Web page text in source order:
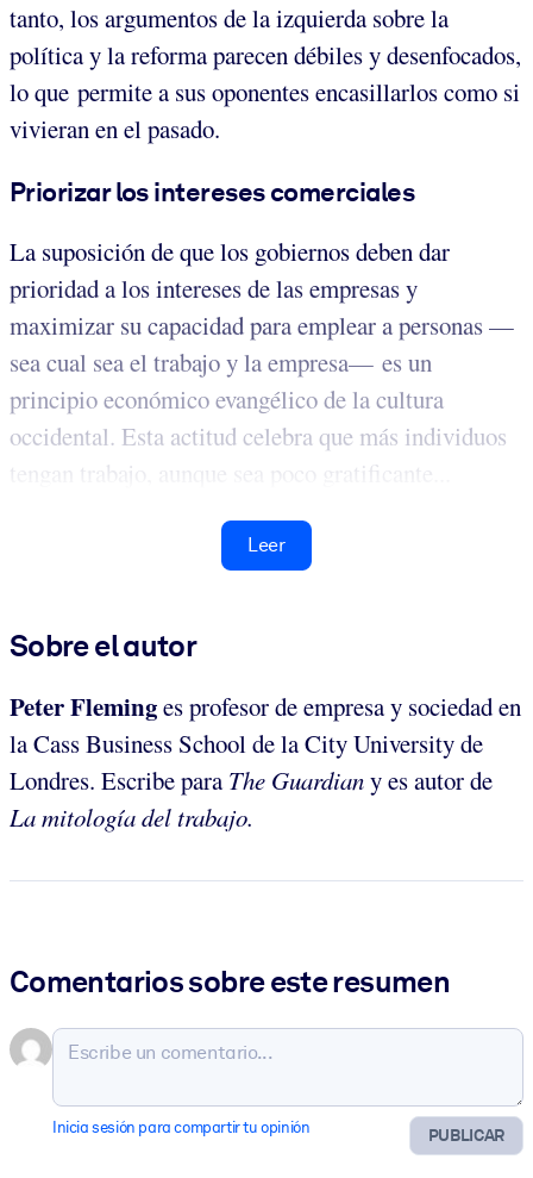
tanto, los argumentos de la izquierda sobre la
política y la reforma parecen débiles y desenfocados,
lo que permite a sus oponentes encasillarlos como si
vivieran en el pasado.
Priorizar los intereses comerciales
La suposición de que los gobiernos deben dar
prioridad a los intereses de las empresas y
maximizar su capacidad para emplear a personas —
sea cual sea el trabajo y la empresa— es un
principio económico evangélico de la cultura
occidental. Esta actitud celebra que más individuos
tengan trabajo, aunque sea poco gratificante...
Leer
Sobre el autor
Peter Fleminges profesor de empresa y sociedad en
la Cass Business School de la City University de
Londres. Escribe paraThe Guardiany es autor de
La mitología del trabajo.
Comentarios sobre este resumen
PUBLICAR
Inicia sesión para compartir tu opinión